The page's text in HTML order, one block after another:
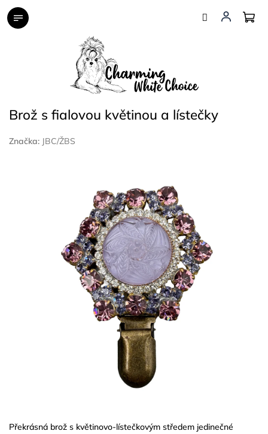
Přejít
na
Brož s fialovou květinou a lístečky
Značka: JBC/ŽBS
Překrásná brož s květinovo-lístečkovým středem jedinečné